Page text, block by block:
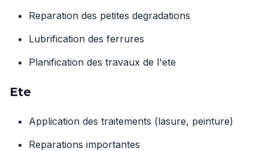
Reparation des petites degradations
Lubrification des ferrures
Planification des travaux de l'ete
Ete
Application des traitements (lasure, peinture)
Reparations importantes